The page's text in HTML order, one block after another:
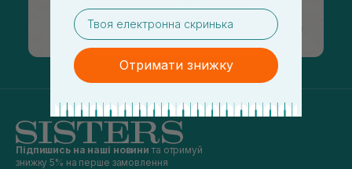
Підпишись на наші новини та отримуй
знижку 5% на перше замовлення
email
Отримати знижку